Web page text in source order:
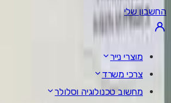
החשבון שלי
מוצרי נייר
צרכי משרד
מחשוב טכנולוגיה וסלולר